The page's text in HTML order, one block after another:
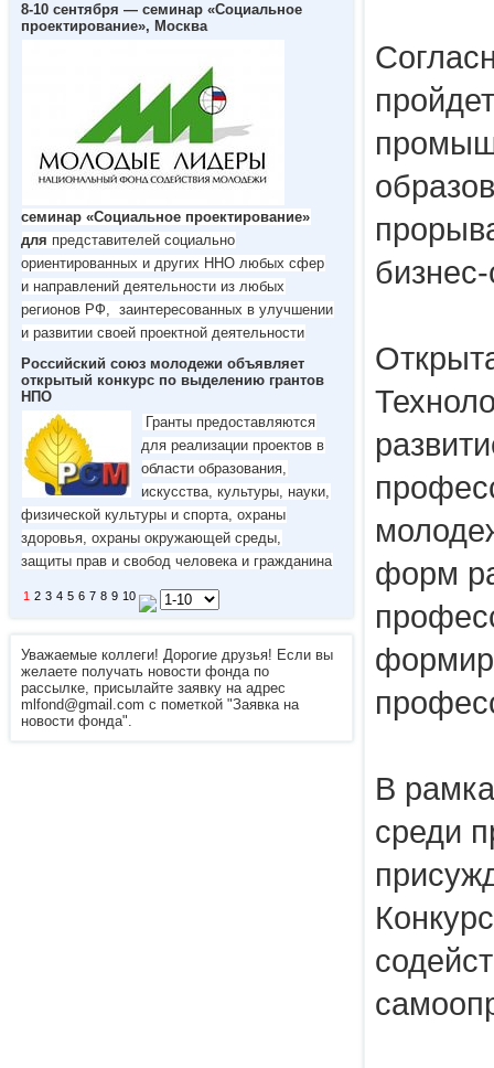
8-10 сентября — семинар «Социальное
проектирование», Москва
семинар «Социальное проектирование»
для представителей социально
ориентированных и других ННО любых сфер
и направлений деятельности из любых
регионов РФ, заинтересованных в улучшении
и развитии своей проектной деятельности
Российский cоюз молодежи объявляет
открытый конкурс по выделению грантов
НПО
Гранты предоставляются
для реализации проектов в
области образования,
искусства, культуры, науки,
физической культуры и спорта, охраны
здоровья, охраны окружающей среды,
защиты прав и свобод человека и гражданина
1 2 3 4 5 6 7 8 9 10
Уважаемые коллеги! Дорогие друзья! Если вы
желаете получать новости фонда по
рассылке, присылайте заявку на адрес
mlfond@gmail.com с пометкой "Заявка на
новости фонда".
форм
В
среди